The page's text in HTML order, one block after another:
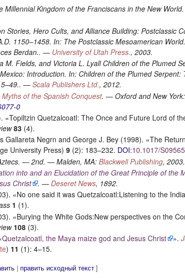
Millennial Kingdom of the Franciscans in the New
Stories, Hero Cults, and Alliance Building: Postclassic
1150–1458. In: The Postclassic Mesoamerican
Berdan.. — University of Utah Press., 2003.
M. Fields, and Victoria L. LyallChildren of the Plumed
Introduction. In: Children of the Plumed
—Scala Publishers Ltd., 2012.
Myths of the Spanish Conquest. — Oxford and New
0
«Topiltzin Quetzalcoatl: The Once and Future Lord of
83 (4).
Gallareta Negrn and George J. Bey (1998). «The
University Press)9 (2): 183–232. DOI:10.1017/
— 2nd. — Malden, MA:Blackwell Publishing,
into and an Elucidation of the Great Principle of the
Christ
. —Deseret News, 1892.
«No one said it was Quetzalcoatl:Listening to the
1 (1).
«Burying the White Gods:New perspectives on the
108 (3).
Quetzalcoatl, the Maya maize god and Jesus Christ ».
) 11 (1): 4–15.
| править исходный текст]